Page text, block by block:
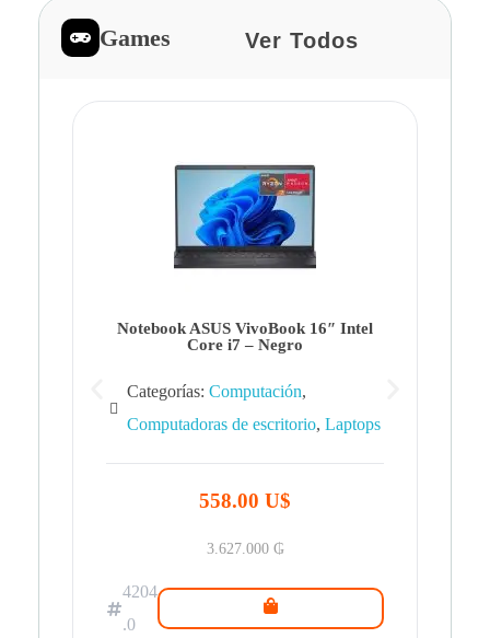
Games Ver Todos
Notebook ASUS VivoBook 16″ Intel
Core i7 – Negro
Categorías: Computación,
Computadoras de escritorio, Laptops
558.00 U$
3.627.000 ₲
4204
.0